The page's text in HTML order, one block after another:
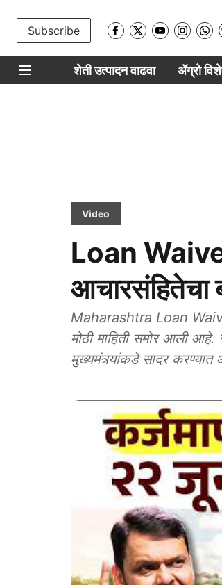
Subscribe
शेती उत्पादन वाढवा ॲग्रो
Video
Loan Waiver
आचारसंहितेचा
Maharashtra Loan
मोठी माहिती समोर आली
मुख्यमंत्र्यांकडे सादर